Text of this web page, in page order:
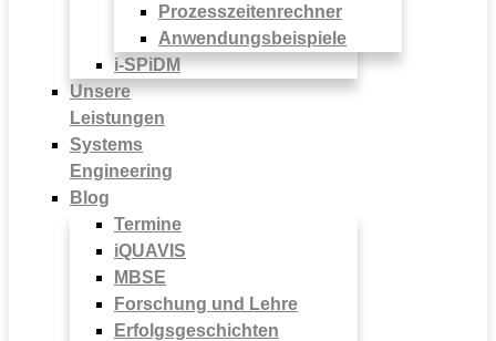
Prozesszeitenrechner
Anwendungsbeispiele
i-SPiDM
Unsere
Leistungen
Systems
Engineering
Blog
Termine
iQUAVIS
MBSE
Forschung und Lehre
Erfolgsgeschichten